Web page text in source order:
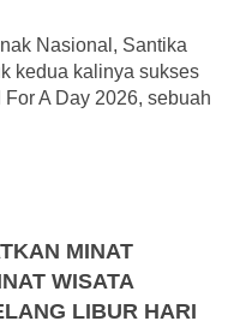
Nasional, Santika
kedua kalinya sukses
A Day 2026, sebuah
MINAT
WISATA
LIBUR HARI